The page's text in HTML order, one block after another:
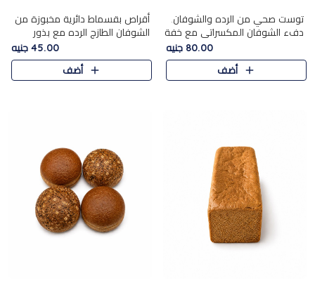
توست صحي من الرده والشوفان.
دفء الشوفان المكسراتي مع خفة
80.00 جنيه
أضف
أقراص بقسماط دائرية مخبوزة من
الشوفان الطازج الرده مع بذور
مختارة. قرمشة الحبوب والبذور،
بداية صحية لكل صباح.
45.00 جنيه
أضف